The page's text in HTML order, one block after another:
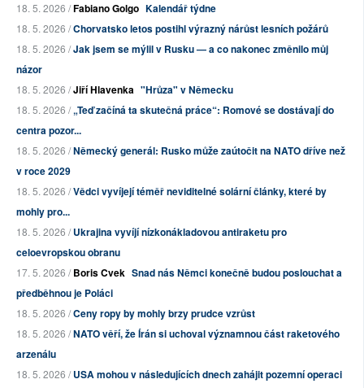
18. 5. 2026 /Fabiano Golgo Kalendář týdne
18. 5. 2026 /Chorvatsko letos postihl výrazný nárůst lesních požárů
18. 5. 2026 /Jak jsem se mýlil v Rusku — a co nakonec změnilo můj
názor
18. 5. 2026 /Jiří Hlavenka "Hrůza" v Německu
18. 5. 2026 /„Teď začíná ta skutečná práce“: Romové se dostávají do
centra pozor...
18. 5. 2026 /Německý generál: Rusko může zaútočit na NATO dříve než
v roce 2029
18. 5. 2026 /Vědci vyvíjejí téměř neviditelné solární články, které by
mohly pro...
18. 5. 2026 /Ukrajina vyvíjí nízkonákladovou antiraketu pro
celoevropskou obranu
17. 5. 2026 /Boris Cvek Snad nás Němci konečně budou poslouchat a
předběhnou je Poláci
18. 5. 2026 /Ceny ropy by mohly brzy prudce vzrůst
18. 5. 2026 /NATO věří, že Írán si uchoval významnou část raketového
arzenálu
18. 5. 2026 /USA mohou v následujících dnech zahájit pozemní operaci